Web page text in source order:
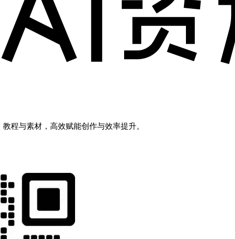
程与素材，高效赋能创作与效率提升。